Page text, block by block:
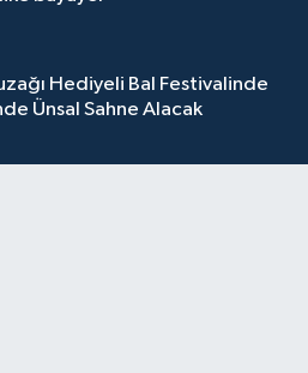
Hediyeli Bal Festivalinde
Ünsal Sahne Alacak